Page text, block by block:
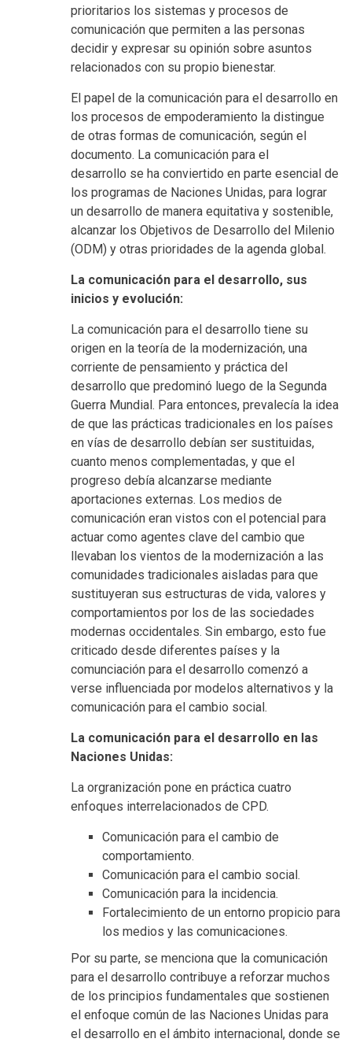
prioritarios los sistemas y procesos de
comunicación que permiten a las personas
decidir y expresar su opinión sobre asuntos
relacionados con su propio bienestar.
El papel de la comunicación para el desarrollo en
los procesos de empoderamiento la distingue
de otras formas de comunicación, según el
documento. La comunicación para el
desarrollo se ha conviertido en parte esencial de
los programas de Naciones Unidas, para lograr
un desarrollo de manera equitativa y sostenible,
alcanzar los Objetivos de Desarrollo del Milenio
(ODM) y otras prioridades de la agenda global.
La comunicación para el desarrollo, sus
inicios y evolución:
La comunicación para el desarrollo tiene su
origen en la teoría de la modernización, una
corriente de pensamiento y práctica del
desarrollo que predominó luego de la Segunda
Guerra Mundial. Para entonces, prevalecía la idea
de que las prácticas tradicionales en los países
en vías de desarrollo debían ser sustituidas,
cuanto menos complementadas, y que el
progreso debía alcanzarse mediante
aportaciones externas. Los medios de
comunicación eran vistos con el potencial para
actuar como agentes clave del cambio que
llevaban los vientos de la modernización a las
comunidades tradicionales aisladas para que
sustituyeran sus estructuras de vida, valores y
comportamientos por los de las sociedades
modernas occidentales. Sin embargo, esto fue
criticado desde diferentes países y la
comunciación para el desarrollo comenzó a
verse influenciada por modelos alternativos y la
comunicación para el cambio social.
La comunicación para el desarrollo en las
Naciones Unidas:
La orgranización pone en práctica cuatro
enfoques interrelacionados de CPD.
Comunicación para el cambio de
comportamiento.
Comunicación para el cambio social.
Comunicación para la incidencia.
Fortalecimiento de un entorno propicio para
los medios y las comunicaciones.
Por su parte, se menciona que la comunicación
para el desarrollo contribuye a reforzar muchos
de los principios fundamentales que sostienen
el enfoque común de las Naciones Unidas para
el desarrollo en el ámbito internacional, donde se